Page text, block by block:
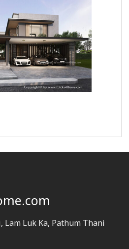
Lam Luk Ka, Pathum Thani